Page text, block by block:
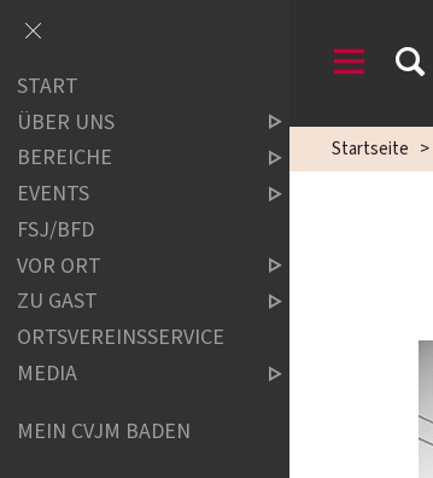
Startseite >
START
ÜBER UNS
BEREICHE
EVENTS
FSJ/BFD
VOR ORT
ZU GAST
ORTSVEREINSSERVICE
MEDIA
MEIN CVJM BADEN